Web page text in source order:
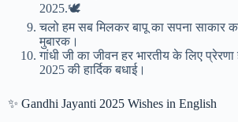
2025.🕊️
चलो हम सब मिलकर बापू का सपना साकार
मुबारक।
गांधी जी का जीवन हर भारतीय के लिए
2025 की हार्दिक बधाई।
✨ Gandhi Jayanti 2025 Wishes in English